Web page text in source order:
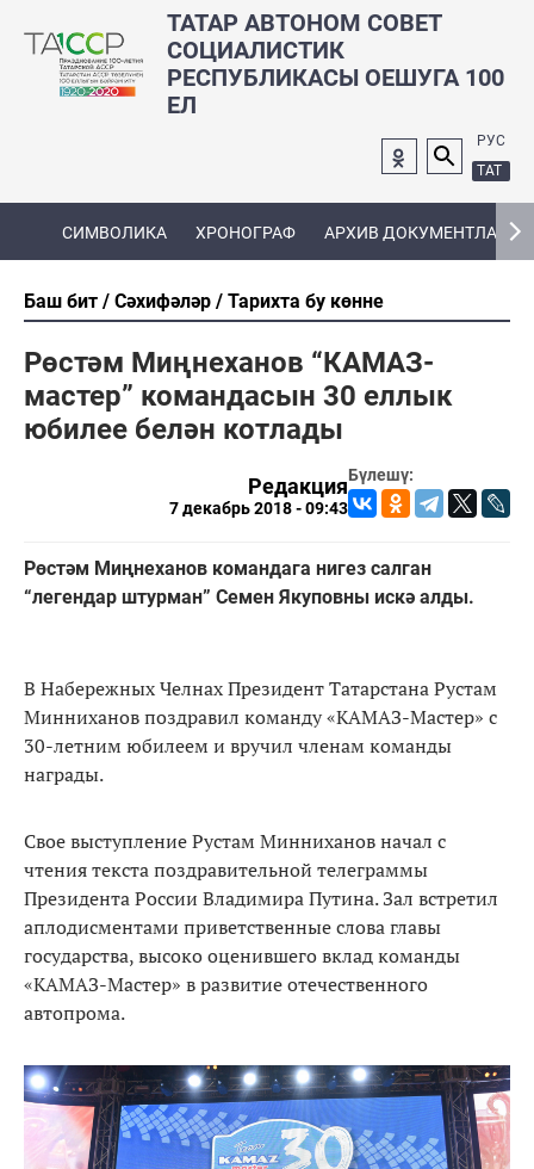
ТАТАР АВТОНОМ СОВЕТ
СОЦИАЛИСТИК
РЕСПУБЛИКАСЫ ОЕШУГА 100
ЕЛ
РУС
ТАТ
СИМВОЛИКА ХРОНОГРАФ АРХИВ ДОКУМЕНТЛАРЫ
Баш бит Сәхифәләр Тарихта бу көнне
Рөстәм Миңнеханов “КАМАЗ-
мастер” командасын 30 еллык
юбилее белән котлады
Бүлешү:
Редакция
7 декабрь 2018 - 09:43
Рөстәм Миңнеханов командага нигез салган
“легендар штурман” Семен Якуповны искә алды.
В Набережных Челнах Президент Татарстана Рустам
Минниханов поздравил команду «КАМАЗ-Мастер» с
30-летним юбилеем и вручил членам команды
награды.
Свое выступление Рустам Минниханов начал с
чтения текста поздравительной телеграммы
Президента России Владимира Путина. Зал встретил
аплодисментами приветственные слова главы
государства, высоко оценившего вклад команды
«КАМАЗ-Мастер» в развитие отечественного
автопрома.